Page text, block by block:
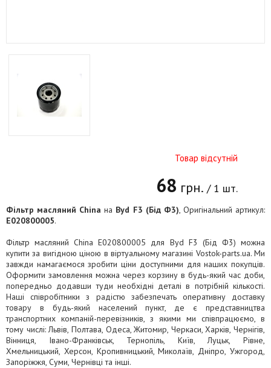
Товар відсутній
68 грн. / 1 шт.
Фільтр масляний China на Byd F3 (Бід Ф3), Оригінальний артикул:
E020800005.
Фільтр масляний China E020800005 для Byd F3 (Бід Ф3) можна
купити за вигідною ціною в віртуальному магазині Vostok-parts.ua. Ми
завжди намагаємося зробити ціни доступними для наших покупців.
Оформити замовлення можна через корзину в будь-який час доби,
попередньо додавши туди необхідні деталі в потрібній кількості.
Наші співробітники з радістю забезпечать оперативну доставку
товару в будь-який населений пункт, де є представництва
транспортних компаній-перевізників, з якими ми співпрацюємо, в
тому числі: Львів, Полтава, Одеса, Житомир, Черкаси, Харків, Чернігів,
Вінниця, Івано-Франківськ, Тернопіль, Київ, Луцьк, Рівне,
Хмельницький, Херсон, Кропивницький, Миколаїв, Дніпро, Ужгород,
Запоріжжя, Суми, Чернівці та інші.